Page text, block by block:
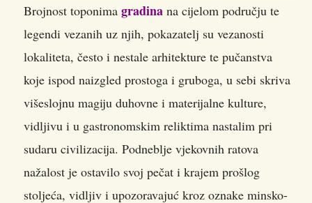
Brojnost toponima gradina na cijelom području te
legendi vezanih uz njih, pokazatelj su vezanosti
lokaliteta, često i nestale arhitekture te pučanstva
koje ispod naizgled prostoga i gruboga, u sebi skriva
višeslojnu magiju duhovne i materijalne kulture,
vidljivu i u gastronomskim reliktima nastalim pri
sudaru civilizacija. Podneblje vjekovnih ratova
nažalost je ostavilo svoj pečat i krajem prošlog
stoljeća, vidljiv i upozoravajuć kroz oznake minsko-